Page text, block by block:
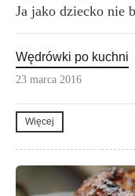
Ja jako dziecko nie
Wędrówki po kuchni
23 marca 2016
Więcej